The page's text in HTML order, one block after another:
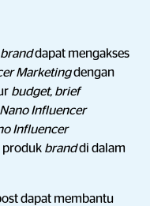
branddapat mengakses
Marketingdengan
budget, brief
Nano Influencer
Influencer
produk branddi dalam
dapat membantu